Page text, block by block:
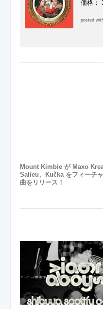
価格：
posted
Mount Kimbie が Maxo
Salieu、Kučka をフィーチ
曲をリリース！